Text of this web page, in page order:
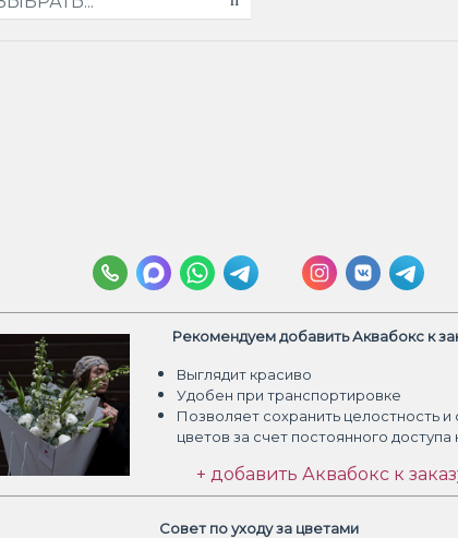
Рекомендуем добавить Аквабокс к
Выглядит красиво
Удобен при транспортировке
Позволяет сохранить целостность и
цветов за счет постоянного доступа
+ добавить Аквабокс к
Совет по уходу за цветами